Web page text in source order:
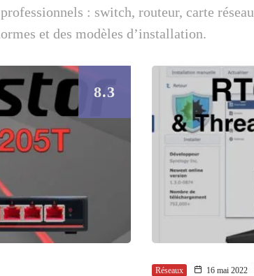
: switch, routeur, carte
et des modèles d’installation.
8.3
Réseaux 16 mai 2022